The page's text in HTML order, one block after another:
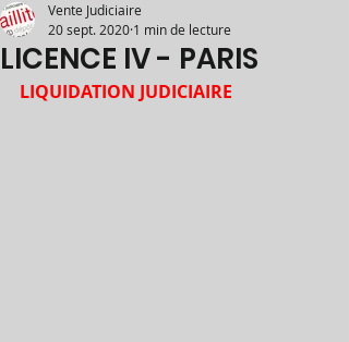
LICENCE IV - PARIS
Vente Judiciaire
20 sept. 2020 1 min de lecture
LIQUIDATION JUDICIAIRE